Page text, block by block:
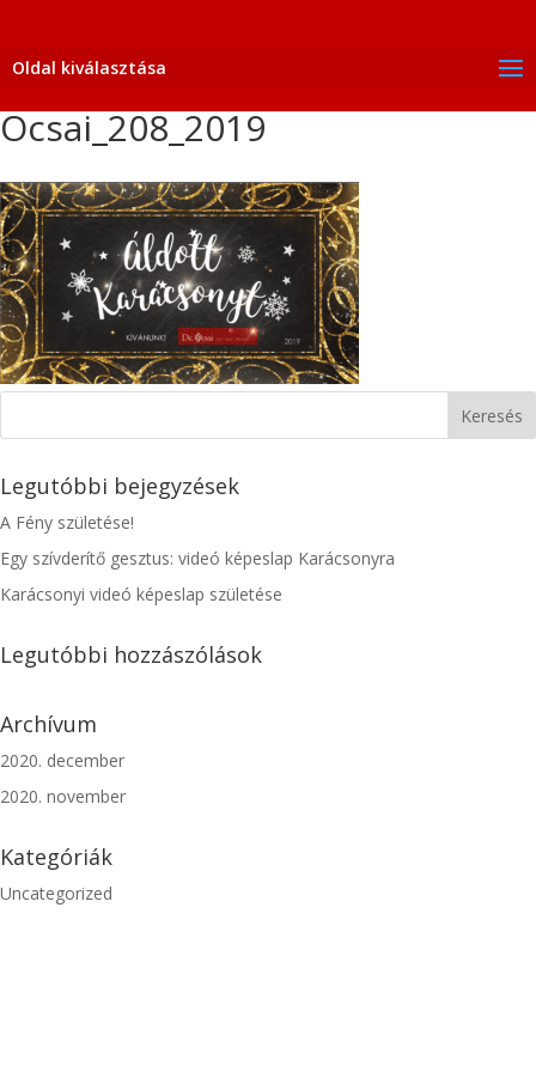
Oldal kiválasztása
Ocsai_208_2019
Legutóbbi bejegyzések
A Fény születése!
Egy szívderítő gesztus: videó képeslap Karácsonyra
Karácsonyi videó képeslap születése
Legutóbbi hozzászólások
Archívum
2020. december
2020. november
Kategóriák
Uncategorized